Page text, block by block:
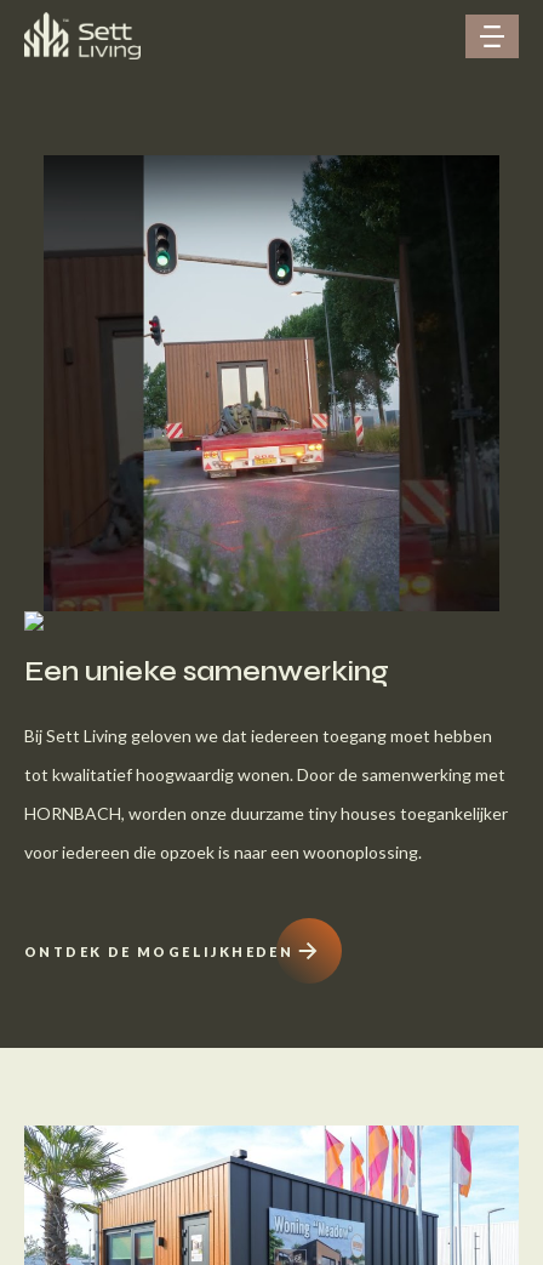
Een unieke samenwerking
Bij Sett Living geloven we dat iedereen toegang moet hebben
tot kwalitatief hoogwaardig wonen. Door de samenwerking met
HORNBACH, worden onze duurzame tiny houses toegankelijker
voor iedereen die opzoek is naar een woonoplossing.
ONTDEK DE MOGELIJKHEDEN